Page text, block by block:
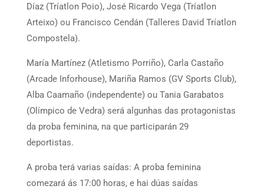
Díaz (Tríatlon Poio), José Ricardo Vega (Tríatlon
Arteixo) ou Francisco Cendán (Talleres David Tríatlon
Compostela).
María Martínez (Atletismo Porriño), Carla Castaño
(Arcade Inforhouse), Mariña Ramos (GV Sports Club),
Alba Caamaño (independente) ou Tania Garabatos
(Olímpico de Vedra) será algunhas das protagonistas
da proba feminina, na que participarán 29
deportistas.
A proba terá varias saídas: A proba feminina
comezará ás 17:00 horas, e hai dúas saídas